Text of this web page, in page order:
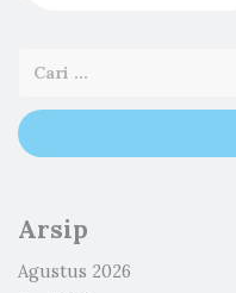
Arsip
Agustus 2026